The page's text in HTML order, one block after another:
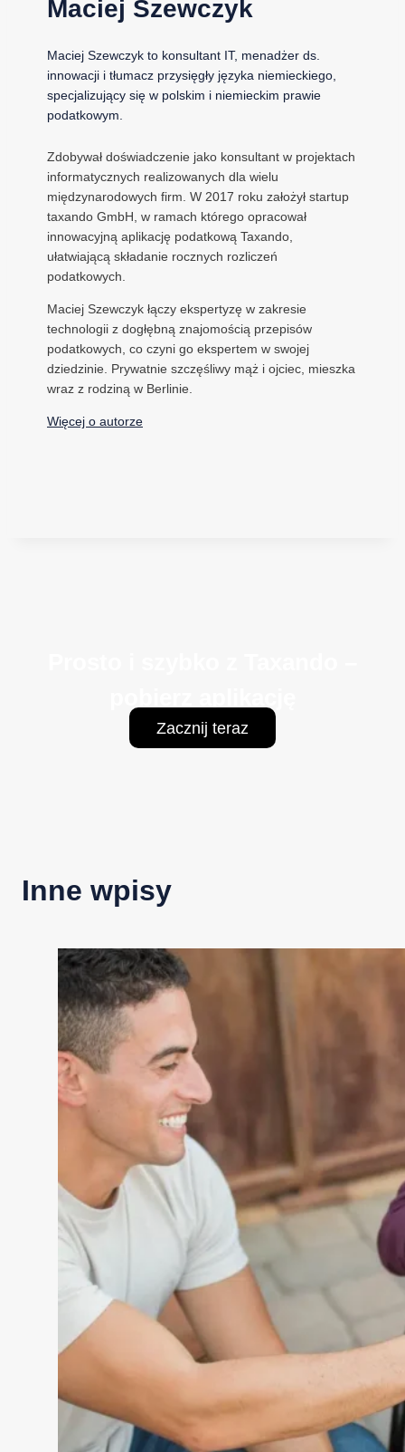
Maciej Szewczyk
Maciej Szewczyk to konsultant IT, menadżer ds.
innowacji i tłumacz przysięgły języka niemieckiego,
specjalizujący się w polskim i niemieckim prawie
podatkowym.
Zdobywał doświadczenie jako konsultant w projektach
informatycznych realizowanych dla wielu
międzynarodowych firm. W 2017 roku założył startup
taxando GmbH, w ramach którego opracował
innowacyjną aplikację podatkową Taxando,
ułatwiającą składanie rocznych rozliczeń
podatkowych.
Maciej Szewczyk łączy ekspertyzę w zakresie
technologii z dogłębną znajomością przepisów
podatkowych, co czyni go ekspertem w swojej
dziedzinie. Prywatnie szczęśliwy mąż i ojciec, mieszka
wraz z rodziną w Berlinie.
Więcej o autorze
Zacznij teraz
Inne wpisy